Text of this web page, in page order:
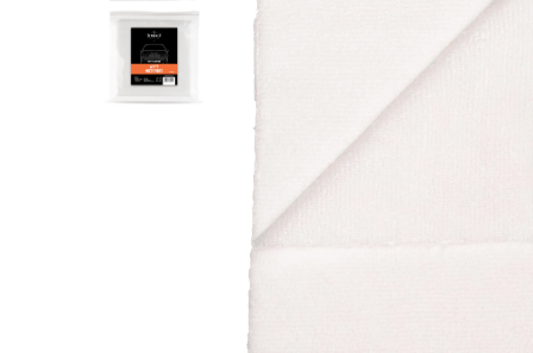
Covorase Auto
Odorizante auto de agatat